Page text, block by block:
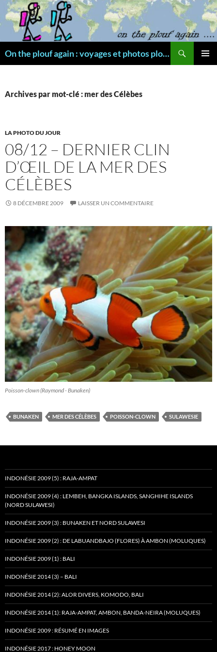
Aller
au
contenu
On the plouf again : voyages et photos plongée
Archives par mot-clé : mer des Célèbes
LA PHOTO DU JOUR
08/12 – DERNIER CLIN
D’ŒIL DE LA MER DES
CÉLÈBES
8 DÉCEMBRE 2009 LAISSER UN COMMENTAIRE
Poisson-clown (Raymond - Bunaken)
BUNAKEN MER DES CÉLÈBES POISSON-CLOWN SULAWESIE
INDONÉSIE 2009 (5) : RAJA-AMPAT
INDONÉSIE 2009 (4) : LEMBEH, BANGKA ISLANDS, SANGHIHE ISLANDS
(NORD SULAWESI)
INDONÉSIE 2009 (3) : BUNAKEN ET NORD SULAWESI
INDONÉSIE 2009 (2) : DE LABUANDBAJO (FLORES) À AMBON (MOLUQUES)
INDONÉSIE 2009 (1) : BALI
INDONÉSIE 2014 (3) – BALI
INDONÉSIE 2014 (2): ALOR DIVERS, KOMODO, BALI
INDONÉSIE 2014 (1): RAJA-AMPAT, AMBON, BANDA-NEIRA (MOLUQUES)
INDONÉSIE 2009 : RÉSUMÉ EN IMAGES
INDONÉSIE 2017 : HONEY MOON